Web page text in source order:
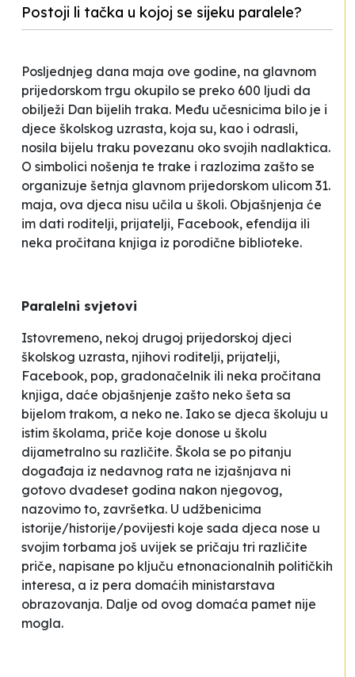
Postoji li tačka u kojoj se sijeku paralele?
Posljednjeg dana maja ove godine, na glavnom
prijedorskom trgu okupilo se preko 600 ljudi da
obilježi Dan bijelih traka. Među učesnicima bilo je i
djece školskog uzrasta, koja su, kao i odrasli,
nosila bijelu traku povezanu oko svojih nadlaktica.
O simbolici nošenja te trake i razlozima zašto se
organizuje šetnja glavnom prijedorskom ulicom 31.
maja, ova djeca nisu učila u školi. Objašnjenja će
im dati roditelji, prijatelji, Facebook, efendija ili
neka pročitana knjiga iz porodične biblioteke.
Paralelni svjetovi
Istovremeno, nekoj drugoj prijedorskoj djeci
školskog uzrasta, njihovi roditelji, prijatelji,
Facebook, pop, gradonačelnik ili neka pročitana
knjiga, daće objašnjenje zašto neko šeta sa
bijelom trakom, a neko ne. Iako se djeca školuju u
istim školama, priče koje donose u školu
dijametralno su različite. Škola se po pitanju
događaja iz nedavnog rata ne izjašnjava ni
gotovo dvadeset godina nakon njegovog,
nazovimo to, završetka. U udžbenicima
istorije/historije/povijesti koje sada djeca nose u
svojim torbama još uvijek se pričaju tri različite
priče, napisane po ključu etnonacionalnih političkih
interesa, a iz pera domaćih ministarstava
obrazovanja. Dalje od ovog domaća pamet nije
mogla.